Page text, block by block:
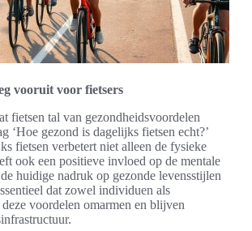
vooruit voor fietsers
fietsen tal van gezondheidsvoordelen
‘Hoe gezond is dagelijks fietsen echt?’
fietsen verbetert niet alleen de fysieke
ook een positieve invloed op de mentale
huidige nadruk op gezonde levensstijlen
dat zowel individuen als
deze voordelen omarmen en blijven